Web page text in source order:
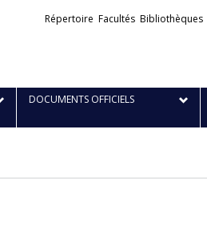
Liens
Répertoire Facultés Bibliothèques
DOCUMENTS OFFICIELS